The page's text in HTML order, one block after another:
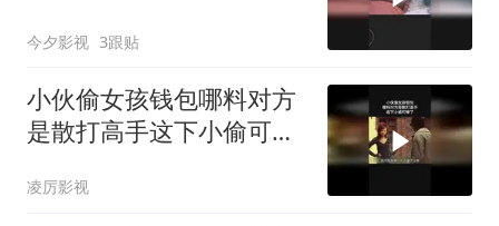
今夕影视 3跟贴
小伙偷女孩钱包哪料对方
是散打高手这下小偷可惨
凌厉影视